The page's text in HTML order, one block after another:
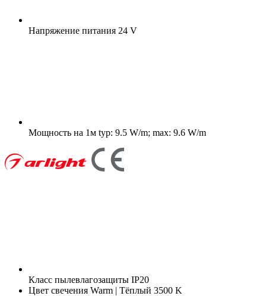
Напряжение питания 24 V
Мощность на 1м typ: 9.5 W/m; max: 9.6 W/m
Класс пылевлагозащиты IP20
Цвет свечения Warm | Тёплый 3500 K